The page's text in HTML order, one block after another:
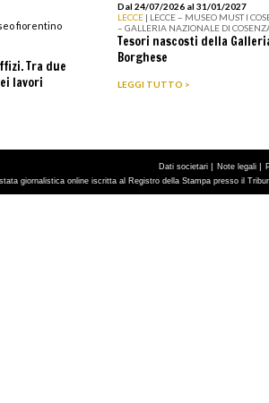
fiorentino
Tra due
lavori
Dal 24/07/2026 al 31/01/2027
LECCE | LECCE – MUSEO MUST I
– GALLERIA NAZIONALE DI
Tesori nascosti della
Borghese
LEGGI TUTTO >
Dati societari Note legali
giornalistica online iscritta al Registro della Stampa presso il